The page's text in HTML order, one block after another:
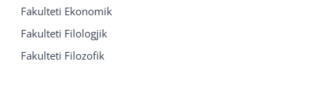
Fakulteti Ekonomik
Fakulteti Filologjik
Fakulteti Filozofik